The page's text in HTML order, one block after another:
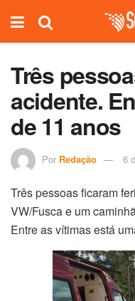
Três
acidente.
de 11 anos
Por Redação 6
Três pessoas ficaram
VW/Fusca e um
Entre as vítimas está